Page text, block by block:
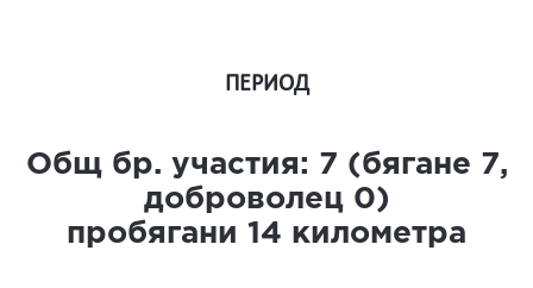
ПЕРИОД
Общ бр. участия: 7 (бягане 7,
доброволец 0)
пробягани 14 километра